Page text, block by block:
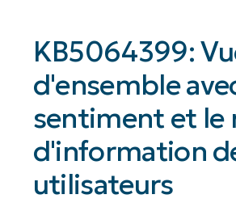
KB5064399:
d'ensemble
sentiment et le
d'information
utilisateurs